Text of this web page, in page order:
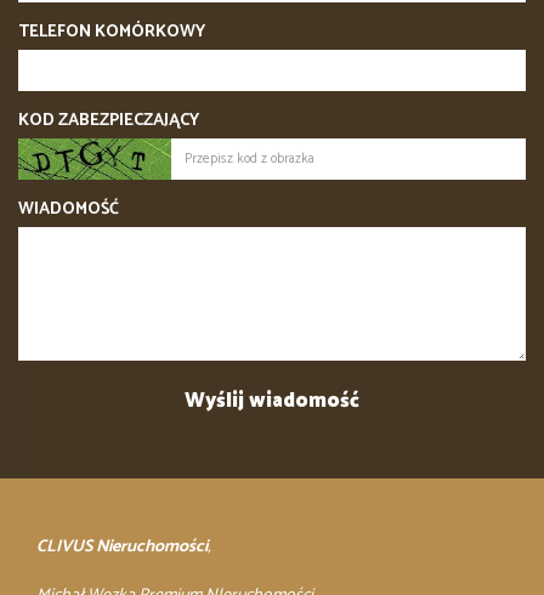
TELEFON KOMÓRKOWY
KOD ZABEZPIECZAJĄCY
WIADOMOŚĆ
CLIVUS Nieruchomości,